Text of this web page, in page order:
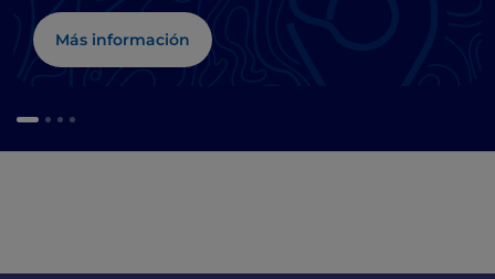
Más información